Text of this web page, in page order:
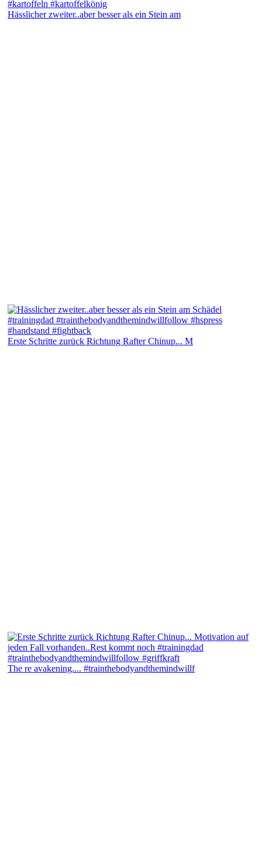
Hässlicher zweiter..aber besser als ein Stein am
Erste Schritte zurück Richtung Rafter Chinup... M
The re avakening.... #trainthebodyandthemindwillf